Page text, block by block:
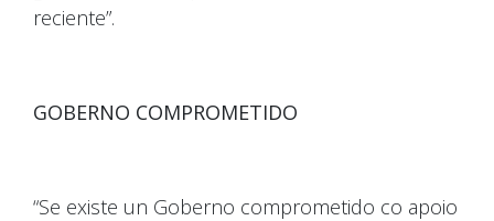
reciente”.
GOBERNO COMPROMETIDO
“Se existe un Goberno comprometido co apoio